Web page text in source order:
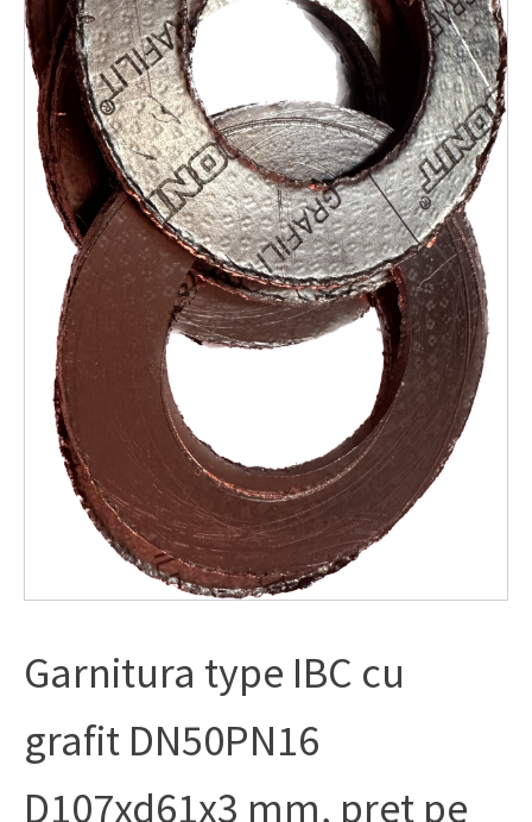
Garnitura type IBC cu
grafit DN50PN16
D107xd61x3 mm, pret pe